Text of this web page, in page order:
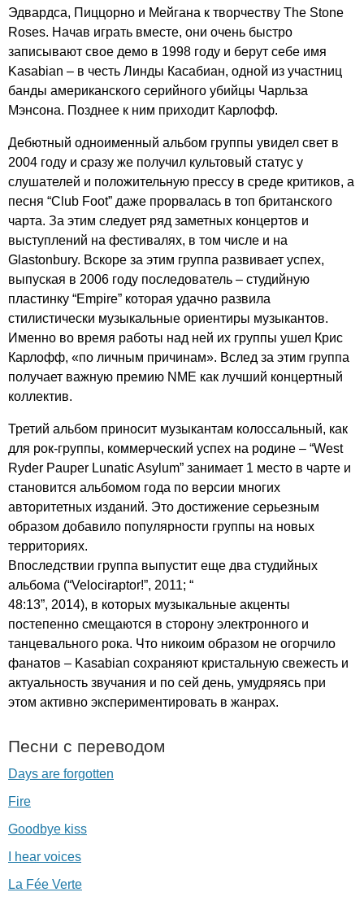
Эдвардса, Пиццорно и Мейгана к творчеству The Stone
Roses. Начав играть вместе, они очень быстро
записывают свое демо в 1998 году и берут себе имя
Kasabian – в честь Линды Касабиан, одной из участниц
банды американского серийного убийцы Чарльза
Мэнсона. Позднее к ним приходит Карлофф.
Дебютный одноименный альбом группы увидел свет в
2004 году и сразу же получил культовый статус у
слушателей и положительную прессу в среде критиков, а
песня “Club Foot” даже прорвалась в топ британского
чарта. За этим следует ряд заметных концертов и
выступлений на фестивалях, в том числе и на
Glastonbury. Вскоре за этим группа развивает успех,
выпуская в 2006 году последователь – студийную
пластинку “Empire” которая удачно развила
стилистически музыкальные ориентиры музыкантов.
Именно во время работы над ней их группы ушел Крис
Карлофф, «по личным причинам». Вслед за этим группа
получает важную премию NME как лучший концертный
коллектив.
Третий альбом приносит музыкантам колоссальный, как
для рок-группы, коммерческий успех на родине – “West
Ryder Pauper LunaticAsylum” занимает 1 место в чарте и
становится альбомом года по версии многих
авторитетных изданий. Это достижение серьезным
образом добавило популярности группы на новых
территориях.
Впоследствии группа выпустит еще два студийных
альбома (“Velociraptor!”, 2011; “
48:13”, 2014), в которых музыкальные акценты
постепенно смещаются в сторону электронного и
танцевального рока. Что никоим образом не огорчило
фанатов – Kasabian сохраняют кристальную свежесть и
актуальность звучания и по сей день, умудряясь при
этом активно экспериментировать в жанрах.
Песни с переводом
Days are forgotten
Fire
Goodbye kiss
I hear voices
La Fée Verte